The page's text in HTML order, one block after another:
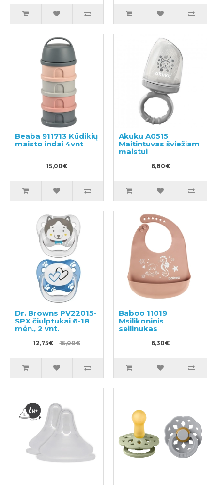
Beaba 911713 Kūdikių
maisto indai 4vnt
15,00€
Akuku A0515
Maitintuvas šviežiam
maistui
6,80€
Dr. Browns PV22015-
SPX čiulptukai 6-18
mėn., 2 vnt.
12,75€ 15,00€
Baboo 11019
Msilikoninis
seilinukas
6,30€